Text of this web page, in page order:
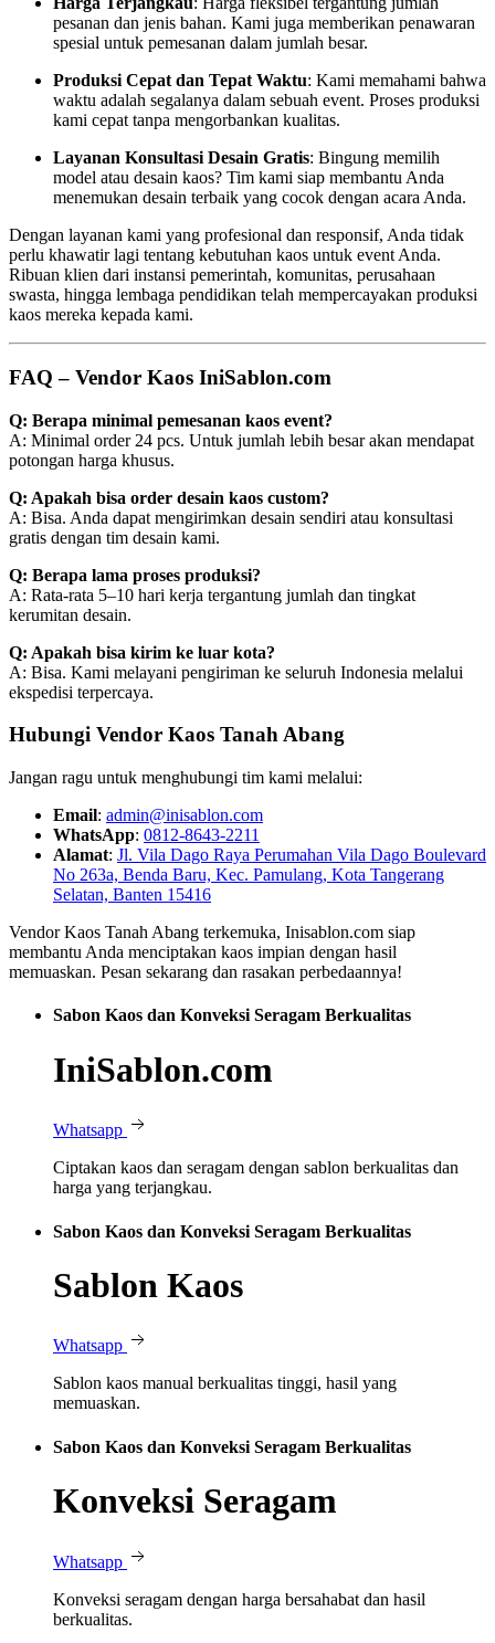
pesanan dan jenis bahan. Kami juga memberikan penawaran
spesial untuk pemesanan dalam jumlah besar.
Produksi Cepat dan Tepat Waktu: Kami memahami bahwa
waktu adalah segalanya dalam sebuah event. Proses produksi
kami cepat tanpa mengorbankan kualitas.
Layanan Konsultasi Desain Gratis: Bingung memilih
model atau desain kaos? Tim kami siap membantu Anda
menemukan desain terbaik yang cocok dengan acara Anda.
Dengan layanan kami yang profesional dan responsif, Anda tidak
perlu khawatir lagi tentang kebutuhan kaos untuk event Anda.
Ribuan klien dari instansi pemerintah, komunitas, perusahaan
swasta, hingga lembaga pendidikan telah mempercayakan produksi
kaos mereka kepada kami.
FAQ – Vendor Kaos IniSablon.com
Q: Berapa minimal pemesanan kaos event?
A: Minimal order 24 pcs. Untuk jumlah lebih besar akan mendapat
potongan harga khusus.
Q: Apakah bisa order desain kaos custom?
A: Bisa. Anda dapat mengirimkan desain sendiri atau konsultasi
gratis dengan tim desain kami.
Q: Berapa lama proses produksi?
A: Rata-rata 5–10 hari kerja tergantung jumlah dan tingkat
kerumitan desain.
Q: Apakah bisa kirim ke luar kota?
A: Bisa. Kami melayani pengiriman ke seluruh Indonesia melalui
ekspedisi terpercaya.
Hubungi Vendor Kaos Tanah Abang
Jangan ragu untuk menghubungi tim kami melalui:
Email: admin@inisablon.com
WhatsApp: 0812-8643-2211
Alamat: Jl. Vila Dago Raya Perumahan Vila Dago Boulevard
No 263a, Benda Baru, Kec. Pamulang, Kota Tangerang
Selatan, Banten 15416
Vendor Kaos Tanah Abang terkemuka, Inisablon.com siap
membantu Anda menciptakan kaos impian dengan hasil
memuaskan. Pesan sekarang dan rasakan perbedaannya!
Sabon Kaos dan Konveksi Seragam Berkualitas
IniSablon.com
Whatsapp
Ciptakan kaos dan seragam dengan sablon berkualitas dan
harga yang terjangkau.
Sabon Kaos dan Konveksi Seragam Berkualitas
Sablon Kaos
Whatsapp
Sablon kaos manual berkualitas tinggi, hasil yang
memuaskan.
Sabon Kaos dan Konveksi Seragam Berkualitas
Konveksi Seragam
Whatsapp
Konveksi seragam dengan harga bersahabat dan hasil
berkualitas.